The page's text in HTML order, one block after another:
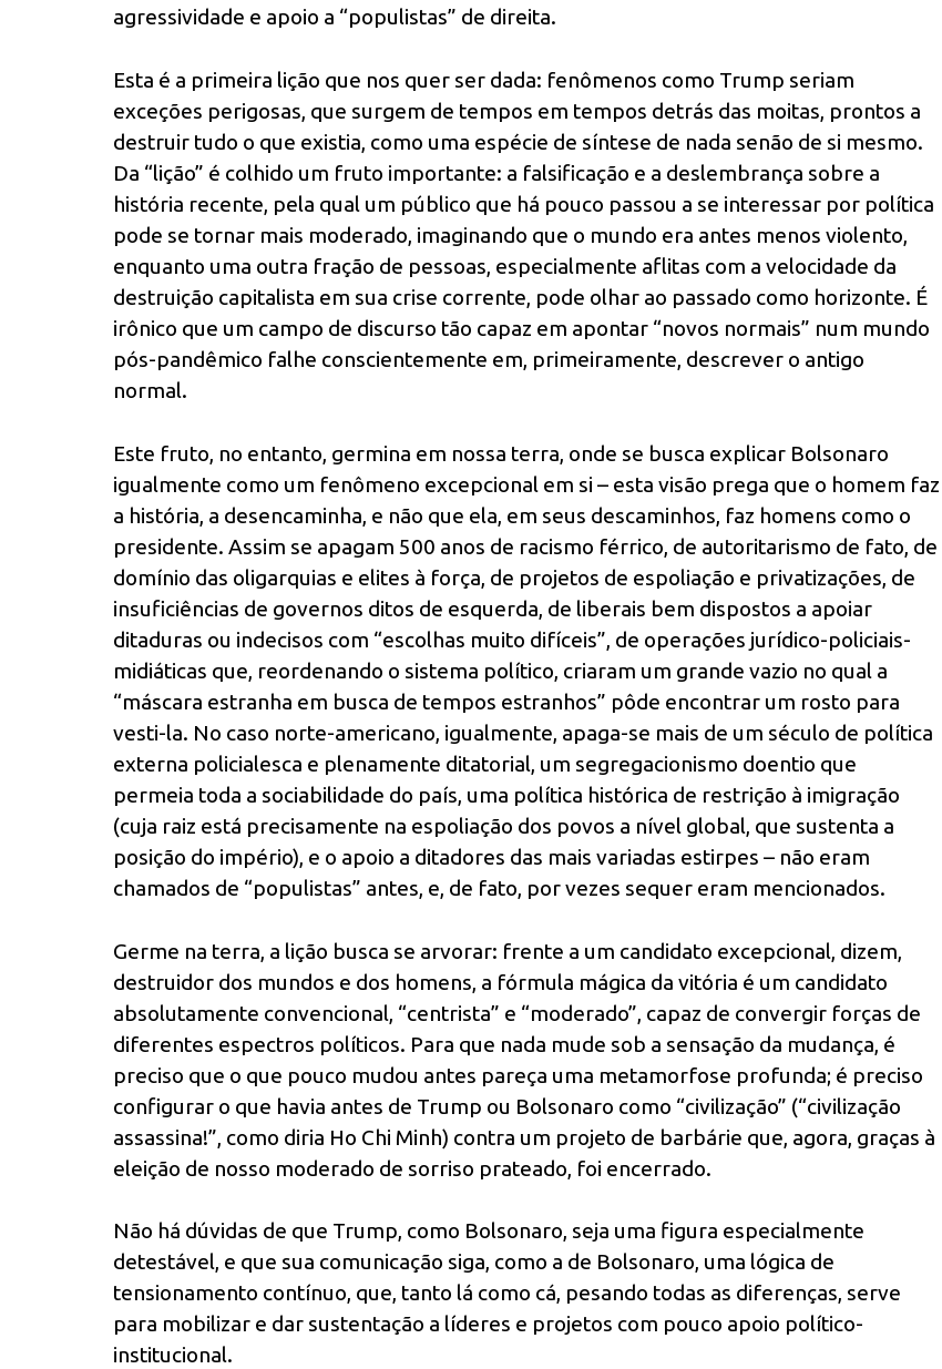
agressividade e apoio a “populistas” de direita.
Esta é a primeira lição que nos quer ser dada: fenômenos como Trump seriam
exceções perigosas, que surgem de tempos em tempos detrás das moitas, prontos a
destruir tudo o que existia, como uma espécie de síntese de nada senão de si mesmo.
Da “lição” é colhido um fruto importante: a falsificação e a deslembrança sobre a
história recente, pela qual um público que há pouco passou a se interessar por política
pode se tornar mais moderado, imaginando que o mundo era antes menos violento,
enquanto uma outra fração de pessoas, especialmente aflitas com a velocidade da
destruição capitalista em sua crise corrente, pode olhar ao passado como horizonte. É
irônico que um campo de discurso tão capaz em apontar “novos normais” num mundo
pós-pandêmico falhe conscientemente em, primeiramente, descrever o antigo
normal.
Este fruto, no entanto, germina em nossa terra, onde se busca explicar Bolsonaro
igualmente como um fenômeno excepcional em si – esta visão prega que o homem faz
a história, a desencaminha, e não que ela, em seus descaminhos, faz homens como o
presidente. Assim se apagam 500 anos de racismo férrico, de autoritarismo de fato, de
domínio das oligarquias e elites à força, de projetos de espoliação e privatizações, de
insuficiências de governos ditos de esquerda, de liberais bem dispostos a apoiar
ditaduras ou indecisos com “escolhas muito difíceis”, de operações jurídico-policiais-
midiáticas que, reordenando o sistema político, criaram um grande vazio no qual a
“máscara estranha em busca de tempos estranhos” pôde encontrar um rosto para
vesti-la. No caso norte-americano, igualmente, apaga-se mais de um século de política
externa policialesca e plenamente ditatorial, um segregacionismo doentio que
permeia toda a sociabilidade do país, uma política histórica de restrição à imigração
(cuja raiz está precisamente na espoliação dos povos a nível global, que sustenta a
posição do império), e o apoio a ditadores das mais variadas estirpes – não eram
chamados de “populistas” antes, e, de fato, por vezes sequer eram mencionados.
Germe na terra, a lição busca se arvorar: frente a um candidato excepcional, dizem,
destruidor dos mundos e dos homens, a fórmula mágica da vitória é um candidato
absolutamente convencional, “centrista” e “moderado”, capaz de convergir forças de
diferentes espectros políticos. Para que nada mude sob a sensação da mudança, é
preciso que o que pouco mudou antes pareça uma metamorfose profunda; é preciso
configurar o que havia antes de Trump ou Bolsonaro como “civilização” (“civilização
assassina!”, como diria Ho Chi Minh) contra um projeto de barbárie que, agora, graças à
eleição de nosso moderado de sorriso prateado, foi encerrado.
Não há dúvidas de que Trump, como Bolsonaro, seja uma figura especialmente
detestável, e que sua comunicação siga, como a de Bolsonaro, uma lógica de
tensionamento contínuo, que, tanto lá como cá, pesando todas as diferenças, serve
para mobilizar e dar sustentação a líderes e projetos com pouco apoio político-
institucional.